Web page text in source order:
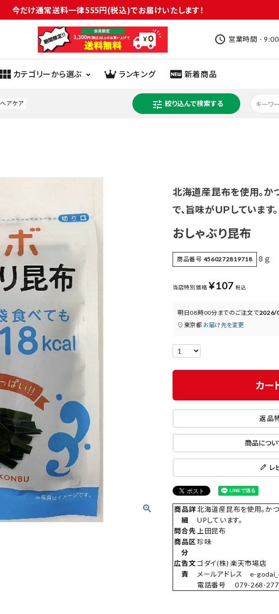
今だけ通常送料一律555円(税込)でお届けいたします！
schedule 営業時間 - 9:00
カテゴリーから選ぶ
健康食品 救急衛生用品
園芸用品 フーズ
菓子 パン・シリアル その他
ランキング 新着商品
ヘアケア tune 絞り込んで検索する
北海道産昆布を使用。か
で、旨味がＵＰしています。
おしゃぶり昆布
商品番号 4560272819718 ８ｇ
当店特別価格 ¥107 税込
明日08時00分 までのご注文で2026/
東京都 お届け先を変更
カー
返品
商品につ
レ
商品詳
細
北海道産昆布を使用。か
UPしています。
問合先 上田昆布
商品区
分
珍味
広告文
責
ゴダイ(株) 楽天市場店
メールアドレス e-
電話番号 079-268-